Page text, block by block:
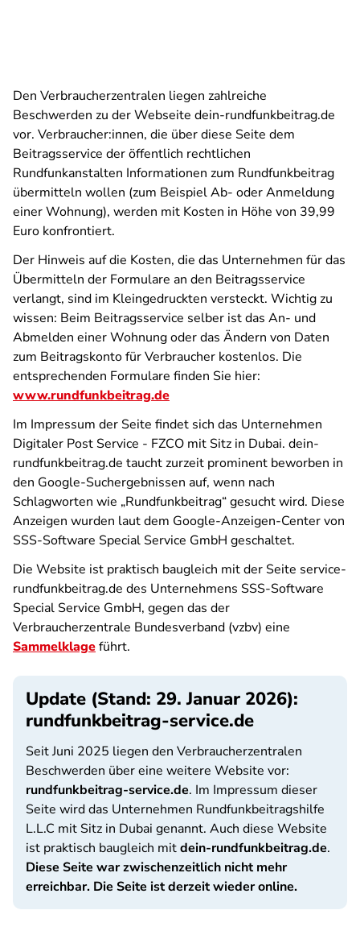
Den Verbraucherzentralen liegen zahlreiche
Beschwerden zu der Webseite dein-rundfunkbeitrag.de
vor. Verbraucher:innen, die über diese Seite dem
Beitragsservice der öffentlich rechtlichen
Rundfunkanstalten Informationen zum Rundfunkbeitrag
übermitteln wollen (zum Beispiel Ab- oder Anmeldung
einer Wohnung), werden mit Kosten in Höhe von 39,99
Euro konfrontiert.
Der Hinweis auf die Kosten, die das Unternehmen für das
Übermitteln der Formulare an den Beitragsservice
verlangt, sind im Kleingedruckten versteckt. Wichtig zu
wissen: Beim Beitragsservice selber ist das An- und
Abmelden einer Wohnung oder das Ändern von Daten
zum Beitragskonto für Verbraucher kostenlos. Die
entsprechenden Formulare finden Sie hier:
www.rundfunkbeitrag.de
Im Impressum der Seite findet sich das Unternehmen
Digitaler Post Service - FZCO mit Sitz in Dubai. dein-
rundfunkbeitrag.de taucht zurzeit prominent beworben in
den Google-Suchergebnissen auf, wenn nach
Schlagworten wie „Rundfunkbeitrag“ gesucht wird. Diese
Anzeigen wurden laut dem Google-Anzeigen-Center von
SSS-Software Special Service GmbH geschaltet.
Die Website ist praktisch baugleich mit der Seite service-
rundfunkbeitrag.de des Unternehmens SSS-Software
Special Service GmbH, gegen das der
Verbraucherzentrale Bundesverband (vzbv) eine
Sammelklageführt.
Update (Stand: 29. Januar 2026):
rundfunkbeitrag-service.de
Seit Juni 2025 liegen den Verbraucherzentralen
Beschwerden über eine weitere Website vor:
rundfunkbeitrag-service.de. Im Impressum dieser
Seite wird das Unternehmen Rundfunkbeitragshilfe
L.L.C mit Sitz in Dubai genannt. Auch diese Website
ist praktisch baugleich mitdein-rundfunkbeitrag.de.
Diese Seite war zwischenzeitlich nicht mehr
erreichbar. Die Seite ist derzeit wieder online.